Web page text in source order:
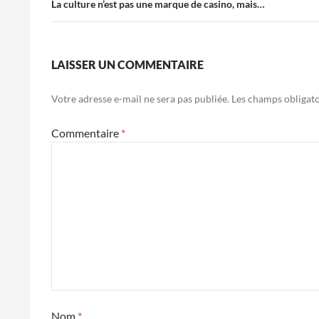
La culture n’est pas une marque de casino, mais…
LAISSER UN COMMENTAIRE
Votre adresse e-mail ne sera pas publiée. Les champs
Commentaire *
Nom *